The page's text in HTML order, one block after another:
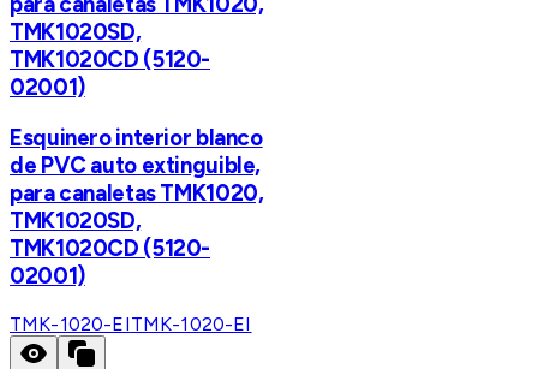
TMK1020SD,
TMK1020CD (5120-
02001)
Esquinero interior blanco
de PVC auto extinguible,
para canaletas TMK1020,
TMK1020SD,
TMK1020CD (5120-
02001)
TMK-1020-EITMK-1020-EI